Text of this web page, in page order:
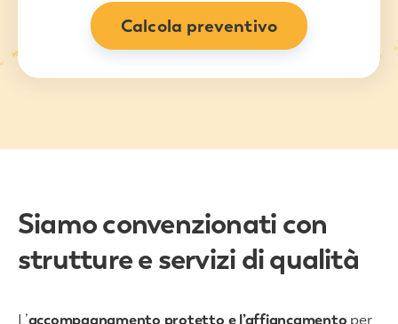
Calcola preventivo
Siamo convenzionati con
strutture e servizi di qualità
L’accompagnamento protetto e l’affiancamento per